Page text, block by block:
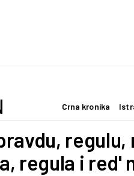
Crna kronika
regulu,
regula i red'